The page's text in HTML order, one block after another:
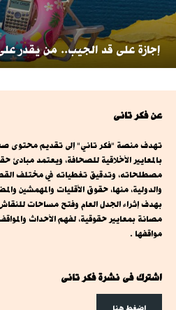
إجازة على قد الجيب.. من يقدر
عن فكر تانى
تهدف منصة "فكر تاني" إلى تقديم محتوى
بالمعايير الأخلاقية للصحافة، ويعتمد
مصطلحاته، وتدقيق تغطياته في مختلف
والدولية، منها، حقوق الأقليات والمهمشين
بهدف إثراء الجدل العام وفتح مساحات
مصانة بمعايير حقوقية، لفهم الأحداث
مواقفها .
اشترك فى نشرة فكر تانى